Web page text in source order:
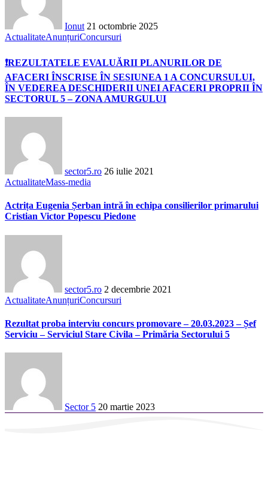
Ionut 21 octombrie 2025
ActualitateAnunțuriConcursuri
❗REZULTATELE EVALUĂRII PLANURILOR DE
AFACERI ÎNSCRISE ÎN SESIUNEA 1 A CONCURSULUI,
ÎN VEDEREA DESCHIDERII UNEI AFACERI PROPRII ÎN
SECTORUL 5 – ZONA AMURGULUI
sector5.ro 26 iulie 2021
ActualitateMass-media
Actrița Eugenia Șerban intră în echipa consilierilor primarului
Cristian Victor Popescu Piedone
sector5.ro 2 decembrie 2021
ActualitateAnunțuriConcursuri
Rezultat proba interviu concurs promovare – 20.03.2023 – Șef
Serviciu – Serviciul Stare Civila – Primăria Sectorului 5
Sector 5 20 martie 2023